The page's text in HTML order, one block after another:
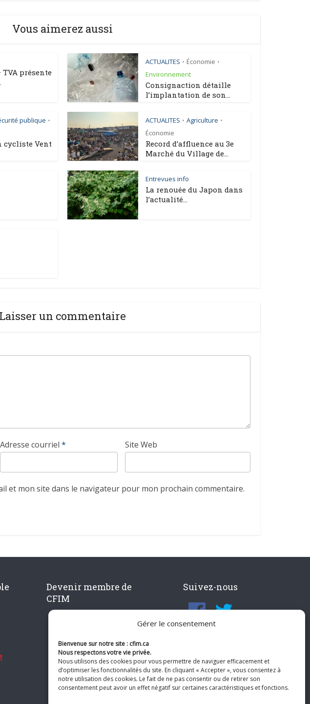
Gérer le consentement
Bienvenue sur notre site : cfim.ca
Nous respectons votre vie privée.
Nous utilisons des cookies pour vous permettre de naviguer efficacement et
d’optimiser les fonctionnalités du site. En cliquant « Accepter », vous consentez à
notre utilisation des cookies. Le fait de ne pas consentir ou de retirer son
consentement peut avoir un effet négatif sur certaines caractéristiques et fonctions.
Vous aimerez aussi
présente
ACTUALITES • Économie •
Environnement
Consignaction détaille
l’implantation de son...
publique •
cycliste Vent
ACTUALITES • Agriculture •
Économie
Record d’affluence au 3e
Marché du Village de...
Entrevues info
La renouée du Japon dans
l’actualité...
Laisser un commentaire
Adresse courriel * Site Web
et mon site dans le navigateur pour mon prochain commentaire.
Devenir membre de
CFIM
Suivez-nous